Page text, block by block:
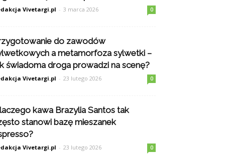
Vivetargi.pl - 3 marca 2026 0
do zawodów
a metamorfoza sylwetki –
świadoma droga prowadzi na scenę?
Vivetargi.pl - 23 lutego 2026 0
kawa Brazylia Santos tak
stanowi bazę mieszanek
Vivetargi.pl - 23 lutego 2026 0